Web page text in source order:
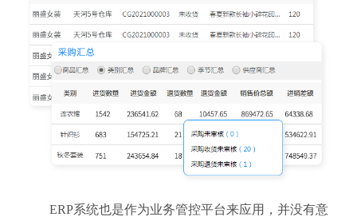
ERP系统也是作为业务管控平台来应用，并没有意